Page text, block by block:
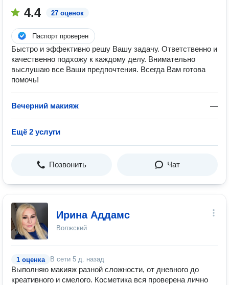
4.4 27 оценок
Паспорт проверен
Быстро и эффективно решу Вашу задачу. Ответственно и
качественно подхожу к каждому делу. Внимательно
выслушаю все Ваши предпочтения. Всегда Вам готова
помочь!
Вечерний макияж —
Ещё 2 услуги
Позвонить Чат
Ирина Аддамс
Волжский
1 оценка В сети 5 д. назад
Выполняю макияж разной сложности, от дневного до
креативного и смелого. Косметика вся проверена лично